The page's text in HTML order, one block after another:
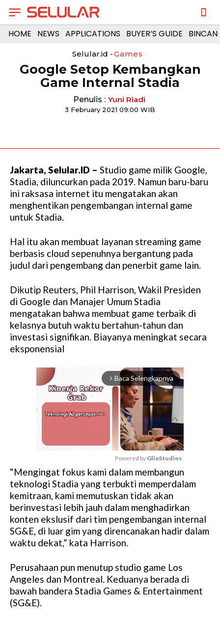
HOME NEWS APPLICATIONS BUYER’S GUIDE
Selular.id -Games
Google Setop Kembangkan
Game Internal Stadia
Penulis : Yuni Riadi
3 February 2021 09:00 WIB
Jakarta, Selular.ID – Studio game milik Google,
Stadia, diluncurkan pada 2019. Namun baru-baru
ini raksasa internet itu mengatakan akan
menghentikan pengembangan internal game
untuk Stadia.
Hal itu akan membuat layanan streaming game
berbasis cloud sepenuhnya bergantung pada
judul dari pengembang dan penerbit game lain.
Dikutip Reuters, Phil Harrison, Wakil Presiden
di Google dan Manajer Umum Stadia
mengatakan bahwa membuat game terbaik di
kelasnya butuh waktu bertahun-tahun dan
investasi signifikan. Biayanya meningkat secara
eksponensial
arrow_forward_ios Baca Selengkapnya
M
u
t
e
Powered by GliaStudios
“Mengingat fokus kami dalam membangun
teknologi Stadia yang terbukti memperdalam
kemitraan, kami memutuskan tidak akan
berinvestasi lebih jauh dalam menghadirkan
konten ekslusif dari tim pengembangan internal
SG&E, di luar gim yang direncanakan hadir dalam
waktu dekat,” kata Harrison.
Perusahaan pun menutup studio game Los
Angeles dan Montreal. Keduanya berada di
bawah bandera Stadia Games & Entertainment
(SG&E).